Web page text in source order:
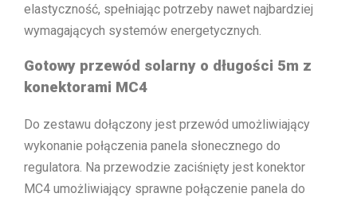
elastyczność, spełniając potrzeby nawet najbardziej
wymagających systemów energetycznych.
Gotowy przewód solarny o długości 5m z
konektorami MC4
Do zestawu dołączony jest przewód umożliwiający
wykonanie połączenia panela słonecznego do
regulatora. Na przewodzie zaciśnięty jest konektor
MC4 umożliwiający sprawne połączenie panela do